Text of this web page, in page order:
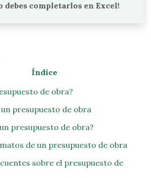
debes completarlos en Excel!
Índice
de obra?
presupuesto de obra
presupuesto de obra?
de un presupuesto de obra
sobre el presupuesto de